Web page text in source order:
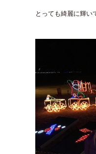
とっても綺麗に輝い